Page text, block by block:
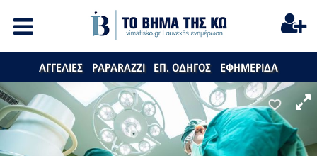
ΑΓΓΕΛΙΕΣ PAPARAZZI ΕΠ. ΟΔΗΓΟΣ ΕΦΗΜΕΡΙΔΑ